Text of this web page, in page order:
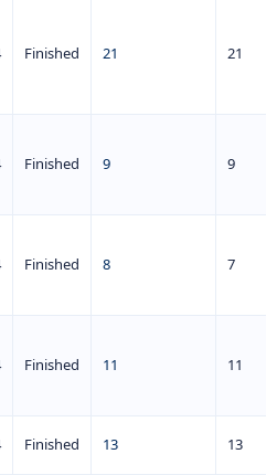
Finished 21 21
Finished 9 9
Finished 8 7
Finished 11 11
Finished 13 13